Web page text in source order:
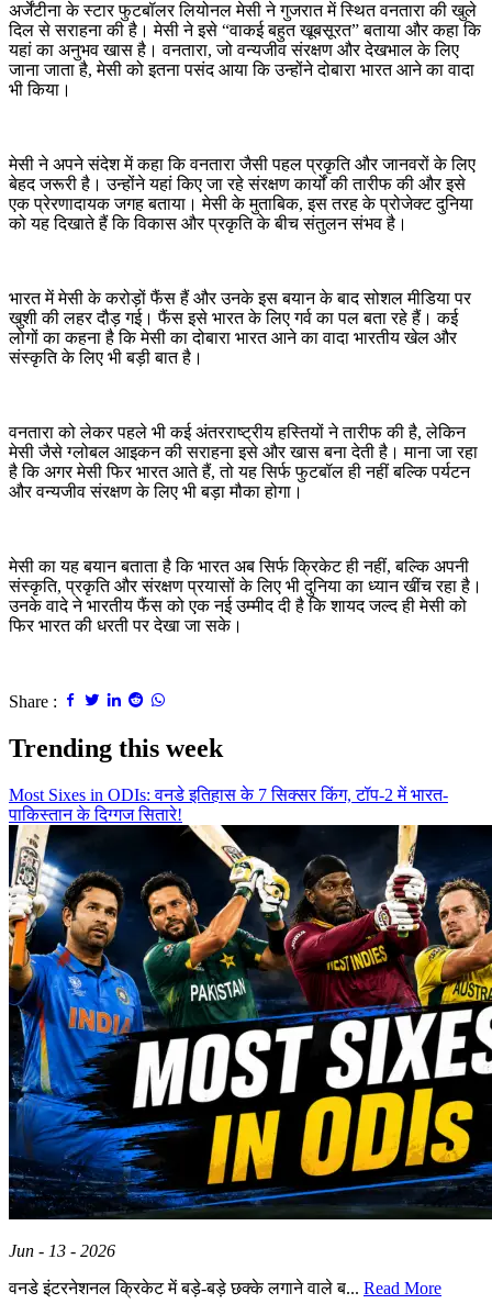
अर्जेंटीना के स्टार फुटबॉलर लियोनल मेसी ने गुजरात में स्थित वनतारा की खुले
दिल से सराहना की है। मेसी ने इसे “वाकई बहुत खूबसूरत” बताया और कहा कि
यहां का अनुभव खास है। वनतारा, जो वन्यजीव संरक्षण और देखभाल के लिए
जाना जाता है, मेसी को इतना पसंद आया कि उन्होंने दोबारा भारत आने का वादा
भी किया।
मेसी ने अपने संदेश में कहा कि वनतारा जैसी पहल प्रकृति और जानवरों के लिए
बेहद जरूरी है। उन्होंने यहां किए जा रहे संरक्षण कार्यों की तारीफ की और इसे
एक प्रेरणादायक जगह बताया। मेसी के मुताबिक, इस तरह के प्रोजेक्ट दुनिया
को यह दिखाते हैं कि विकास और प्रकृति के बीच संतुलन संभव है।
भारत में मेसी के करोड़ों फैंस हैं और उनके इस बयान के बाद सोशल मीडिया पर
खुशी की लहर दौड़ गई। फैंस इसे भारत के लिए गर्व का पल बता रहे हैं। कई
लोगों का कहना है कि मेसी का दोबारा भारत आने का वादा भारतीय खेल और
संस्कृति के लिए भी बड़ी बात है।
वनतारा को लेकर पहले भी कई अंतरराष्ट्रीय हस्तियों ने तारीफ की है, लेकिन
मेसी जैसे ग्लोबल आइकन की सराहना इसे और खास बना देती है। माना जा रहा
है कि अगर मेसी फिर भारत आते हैं, तो यह सिर्फ फुटबॉल ही नहीं बल्कि पर्यटन
और वन्यजीव संरक्षण के लिए भी बड़ा मौका होगा।
मेसी का यह बयान बताता है कि भारत अब सिर्फ क्रिकेट ही नहीं, बल्कि अपनी
संस्कृति, प्रकृति और संरक्षण प्रयासों के लिए भी दुनिया का ध्यान खींच रहा है।
उनके वादे ने भारतीय फैंस को एक नई उम्मीद दी है कि शायद जल्द ही मेसी को
फिर भारत की धरती पर देखा जा सके।
Share :
Trending this week
Most Sixes in ODIs: वनडे इतिहास के 7 सिक्सर किंग, टॉप-2 में भारत-
पाकिस्तान के दिग्गज सितारे!
Jun - 13 - 2026
वनडे इंटरनेशनल क्रिकेट में बड़े-बड़े छक्के लगाने वाले ब... Read More